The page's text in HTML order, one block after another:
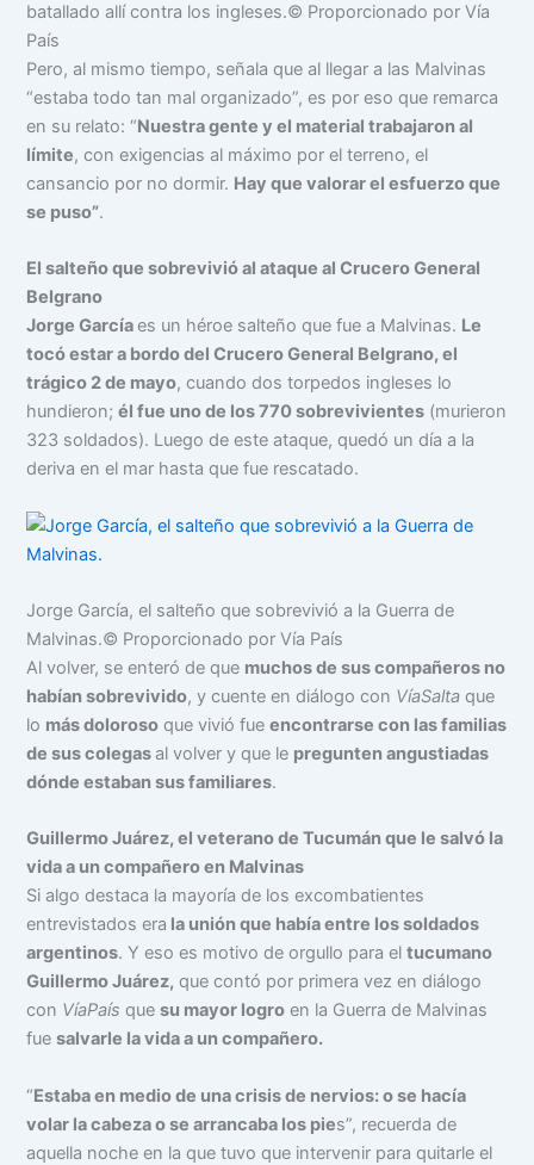
batallado allí contra los ingleses.© Proporcionado por Vía
País
Pero, al mismo tiempo, señala que al llegar a las Malvinas
“estaba todo tan mal organizado”, es por eso que remarca
en su relato: “Nuestra gente y el material trabajaron al
límite, con exigencias al máximo por el terreno, el
cansancio por no dormir. Hay que valorar el esfuerzo que
se puso”.
El salteño que sobrevivió al ataque al Crucero General
Belgrano
Jorge García es un héroe salteño que fue a Malvinas. Le
tocó estar a bordo del Crucero General Belgrano, el
trágico 2 de mayo, cuando dos torpedos ingleses lo
hundieron;él fue uno de los 770 sobrevivientes (murieron
323 soldados). Luego de este ataque, quedó un día a la
deriva en el mar hasta que fue rescatado.
Jorge García, el salteño que sobrevivió a la Guerra de
Malvinas.© Proporcionado por Vía País
Al volver, se enteró de que muchos de sus compañeros no
habían sobrevivido, y cuente en diálogo con VíaSalta que
lo más doloroso que vivió fueencontrarse con las familias
de sus colegas al volver y que le pregunten angustiadas
dónde estaban sus familiares.
Guillermo Juárez, el veterano de Tucumán que le salvó la
vida a un compañero en Malvinas
Si algo destaca la mayoría de los excombatientes
entrevistados era la unión que había entre los soldados
argentinos. Y eso es motivo de orgullo para eltucumano
Guillermo Juárez, que contó por primera vez en diálogo
con VíaPaís quesu mayor logro en la Guerra de Malvinas
fuesalvarle la vida a un compañero.
“Estaba en medio de una crisis de nervios: o se hacía
volar la cabeza o se arrancaba los pies”, recuerda de
aquella noche en la que tuvo que intervenir para quitarle el